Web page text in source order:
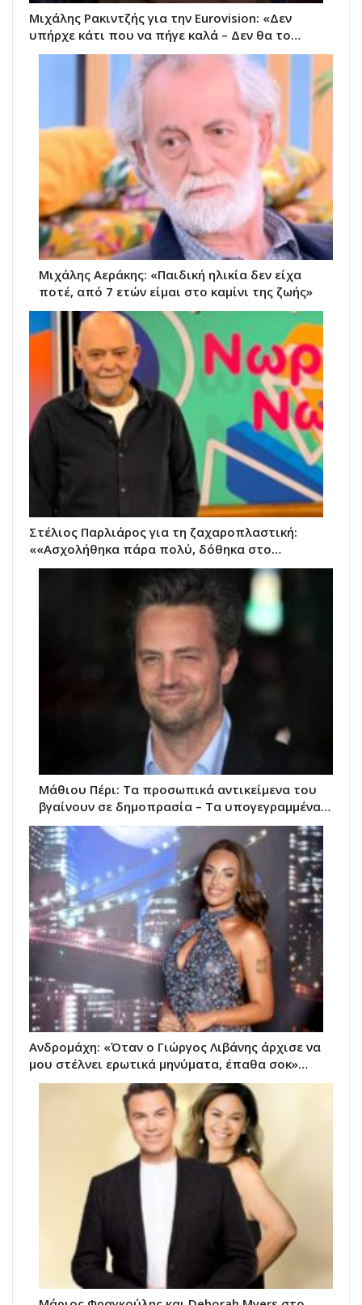
Μιχάλης Ρακιντζής για την Eurovision: «Δεν
υπήρχε κάτι που να πήγε καλά – Δεν θα το…
Μιχάλης Αεράκης: «Παιδική ηλικία δεν είχα
ποτέ, από 7 ετών είμαι στο καμίνι της ζωής»
Στέλιος Παρλιάρος για τη ζαχαροπλαστική:
««Ασχολήθηκα πάρα πολύ, δόθηκα στο…
Μάθιου Πέρι: Τα προσωπικά αντικείμενα του
βγαίνουν σε δημοπρασία – Τα υπογεγραμμένα…
Ανδρομάχη: «Όταν ο Γιώργος Λιβάνης άρχισε να
μου στέλνει ερωτικά μηνύματα, έπαθα σοκ»…